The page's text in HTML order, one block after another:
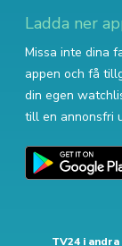
Ladda ner
Missa inte dina
appen och få
din egen
till en annonsfri
TV24 i